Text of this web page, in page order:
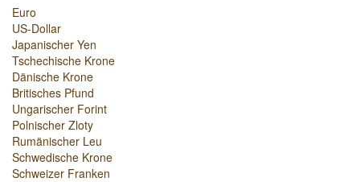
Euro
US-Dollar
Japanischer Yen
Tschechische Krone
Dänische Krone
Britisches Pfund
Ungarischer Forint
Polnischer Zloty
Rumänischer Leu
Schwedische Krone
Schweizer Franken